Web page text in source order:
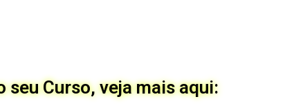
seu Curso, veja mais aqui: